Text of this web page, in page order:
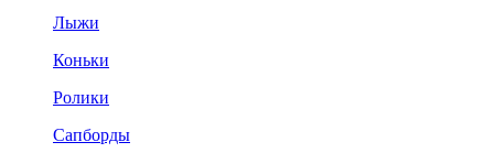
Лыжи
Коньки
Ролики
Сапборды